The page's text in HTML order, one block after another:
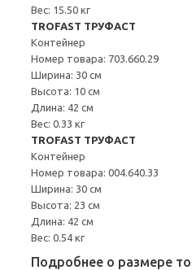
Вес: 15.50 кг
TROFAST ТРУФАСТ
Контейнер
Номер товара: 703.660.29
Ширина: 30 см
Высота: 10 см
Длина: 42 см
Вес: 0.33 кг
TROFAST ТРУФАСТ
Контейнер
Номер товара: 004.640.33
Ширина: 30 см
Высота: 23 см
Длина: 42 см
Вес: 0.54 кг
Подробнее о размере